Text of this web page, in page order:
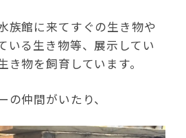
族館に来てすぐの生き物や
いる生き物等、展示してい
き物を飼育しています。
仲間がいたり、